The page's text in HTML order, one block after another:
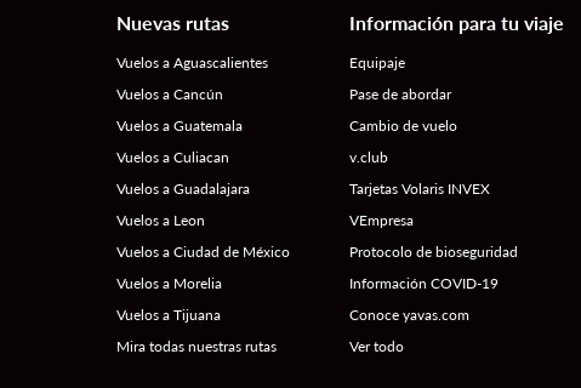
Nuevas rutas
Vuelos a Aguascalientes
Vuelos a Cancún
Vuelos a Guatemala
Vuelos a Culiacan
Vuelos a Guadalajara
Vuelos a Leon
Vuelos a Ciudad de México
Vuelos a Morelia
Vuelos a Tijuana
Mira todas nuestras rutas
Información para tu viaje
Equipaje
Pase de abordar
Cambio de vuelo
v.club
Tarjetas Volaris INVEX
VEmpresa
Protocolo de bioseguridad
Información COVID-19
Conoce yavas.com
Ver todo